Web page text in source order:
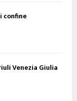
confine
Venezia Giulia